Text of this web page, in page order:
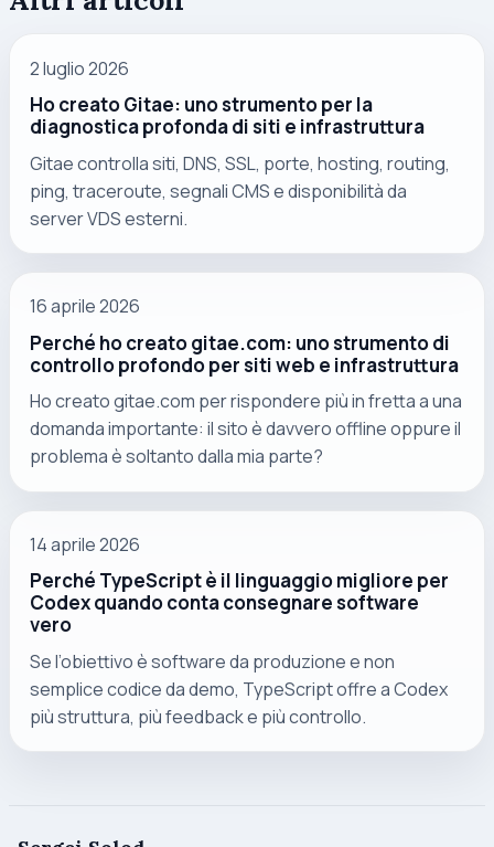
2 luglio 2026
Ho creato Gitae: uno strumento per la
diagnostica profonda di siti e infrastruttura
Gitae controlla siti, DNS, SSL, porte, hosting, routing,
ping, traceroute, segnali CMS e disponibilità da
server VDS esterni.
16 aprile 2026
Perché ho creato gitae.com: uno strumento di
controllo profondo per siti web e infrastruttura
Ho creato gitae.com per rispondere più in fretta a una
domanda importante: il sito è davvero offline oppure il
problema è soltanto dalla mia parte?
14 aprile 2026
Perché TypeScript è il linguaggio migliore per
Codex quando conta consegnare software
vero
Se l’obiettivo è software da produzione e non
semplice codice da demo, TypeScript offre a Codex
più struttura, più feedback e più controllo.